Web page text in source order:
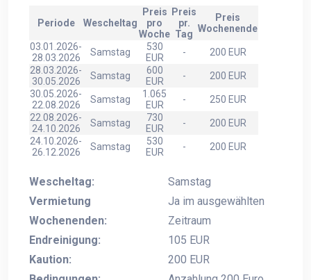
Periode Wescheltag
Preis
pro
Woche
Preis
pr.
Tag
Preis
Wochenende
03.01.2026-
28.03.2026
Samstag
530
EUR
-
200 EUR
28.03.2026-
30.05.2026
Samstag
600
EUR
-
200 EUR
30.05.2026-
22.08.2026
Samstag
1.065
EUR
-
250 EUR
22.08.2026-
24.10.2026
Samstag
730
EUR
-
200 EUR
24.10.2026-
26.12.2026
Samstag
530
EUR
- 200 EUR
Wescheltag:
Samstag
Vermietung
Wochenenden:
Ja im ausgewählten
Zeitraum
Endreinigung:
105 EUR
Kaution:
200 EUR